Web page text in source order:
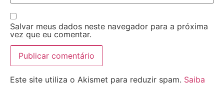
Salvar meus dados neste navegador para a próxima
vez que eu comentar.
Este site utiliza o Akismet para reduzir spam. Saiba